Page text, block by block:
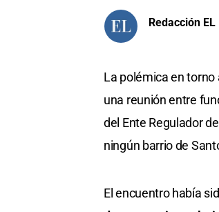
Redacción EL
La polémica en
una reunión entre
del Ente Regulador
ningún barrio de
El encuentro había